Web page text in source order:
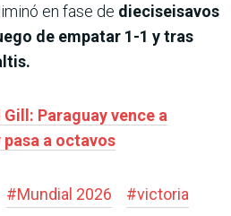
en fase de dieciseisavos
de empatar 1-1 y tras
Paraguay vence a
pasa a octavos
#Mundial 2026 #victoria